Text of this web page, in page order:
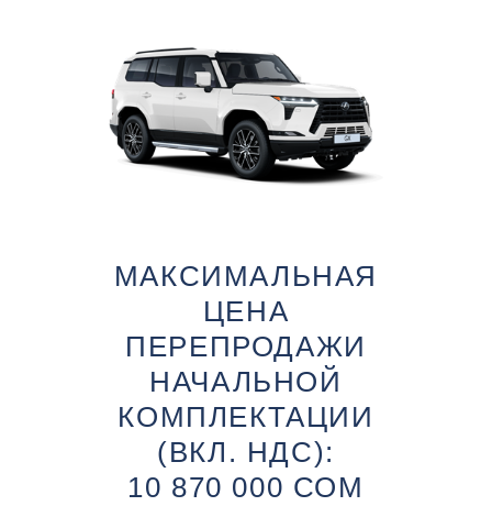
МАКСИМАЛЬНАЯ
ЦЕНА
ПЕРЕПРОДАЖИ
НАЧАЛЬНОЙ
КОМПЛЕКТАЦИИ
(ВКЛ. НДС):
10 870 000 СОМ